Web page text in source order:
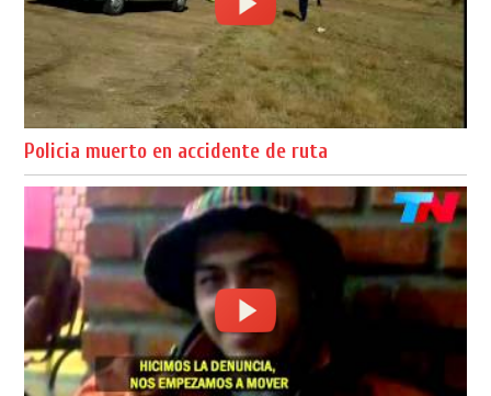
Policia muerto en accidente de ruta